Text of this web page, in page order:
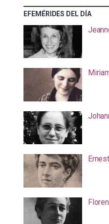
EFEMÉRIDES DEL DÍA